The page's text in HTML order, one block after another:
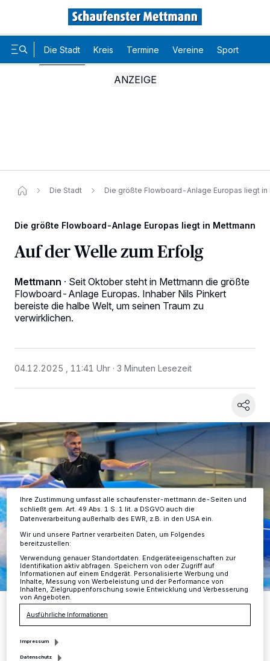
Die Stadt Kreis Termine Vereine Sport
Die Stadt Die größte Flowboard-Anlage Europas liegt in
Die größte Flowboard-Anlage Europas liegt in Mettmann
Auf der Welle zum Erfolg
Mettmann · Seit Oktober steht in Mettmann die größte
Flowboard-Anlage Europas. Inhaber Nils Pinkert
bereiste die halbe Welt, um seinen Traum zu
verwirklichen.
04.12.2025 , 11:41 Uhr 3 Minuten Lesezeit
Der Chef hat den Bogen raus: Nils Pinkert steigt auch gerne selbst
aufs Brett und reitet seine Welle.
Foto: Pinkert
personenbezogene Daten wie Browserdaten oder eindeutige
Zwecke. Wenn Tracker deaktiviert sind, sind manche Inhalte und
Anzeigen möglicherweise nicht mehr so relevant für Sie. Sie können
dieses Menü jederzeit wieder aufrufen, um Ihre Einstellungen zu
ändern oder Ihre Einwilligung zu widerrufen, indem Sie auf den Link
Einstellungen oder Ablehnen am unteren Rand der Webseite klicken.
Ihre Einstellungen gelten innerhalb unseres Website. Weitere
Informationen finden Sie in unserer Datenschutzerklärung.
Ihre Zustimmung umfasst alle schaufenster-mettmann.de-Seiten und
schließt gem. Art. 49 Abs. 1 S. 1 lit. a DSGVO auch die
Datenverarbeitung außerhalb des EWR, z.B. in den USA ein.
Wir und unsere Partner verarbeiten Daten, um Folgendes
bereitzustellen:
Verwendung genauer Standortdaten. Endgeräteeigenschaften zur
Identifikation aktiv abfragen. Speichern von oder Zugriff auf
Informationen auf einem Endgerät. Personalisierte Werbung und
Inhalte, Messung von Werbeleistung und der Performance von
Inhalten, Zielgruppenforschung sowie Entwicklung und Verbesserung
von Angeboten.
Ausführliche Informationen
Impressum
Datenschutz